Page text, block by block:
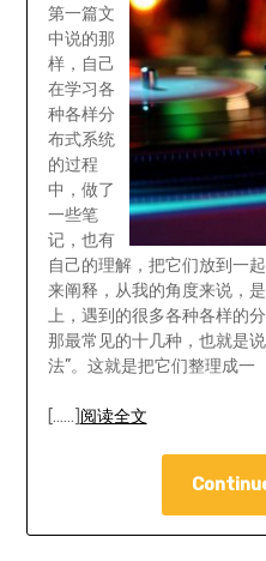
第一篇文
中说的那
样，自己
在学习各
种各样分
布式系统
的过程
中，做了
一些笔
记，也有
自己的理解，把它们放到一
来阐释，从我的角度来说，
上，遇到的很多各种各样的
那最常见的十几种，也就是
法”。这就是把它们整理成一
[……] 阅读全文